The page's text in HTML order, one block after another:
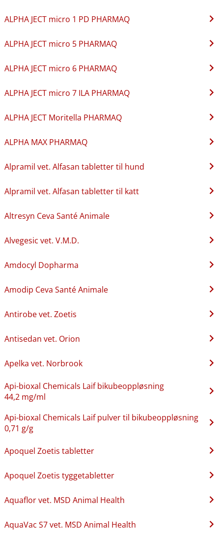
ALPHA JECT micro 1 PD PHARMAQ
ALPHA JECT micro 5 PHARMAQ
ALPHA JECT micro 6 PHARMAQ
ALPHA JECT micro 7 ILA PHARMAQ
ALPHA JECT Moritella PHARMAQ
ALPHA MAX PHARMAQ
Alpramil vet. Alfasan tabletter til hund
Alpramil vet. Alfasan tabletter til katt
Altresyn Ceva Santé Animale
Alvegesic vet. V.M.D.
Amdocyl Dopharma
Amodip Ceva Santé Animale
Antirobe vet. Zoetis
Antisedan vet. Orion
Apelka vet. Norbrook
Api-bioxal Chemicals Laif bikubeoppløsning
44,2 mg/ml
Api-bioxal Chemicals Laif pulver til bikubeoppløsning
0,71 g/g
Apoquel Zoetis tabletter
Apoquel Zoetis tyggetabletter
Aquaflor vet. MSD Animal Health
AquaVac S7 vet. MSD Animal Health